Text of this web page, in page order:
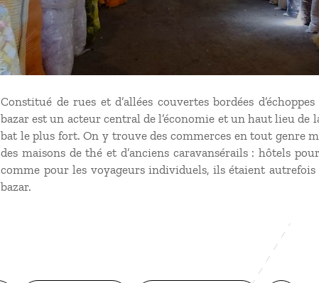
Constitué de rues et d’allées couvertes bordées
bazar est un acteur central de l’économie et un haut lieu de
bat le plus fort. On y trouve des commerces en tout genre
des maisons de thé et d’anciens caravansérails : hôtels
comme pour les voyageurs individuels, ils étaient
bazar.